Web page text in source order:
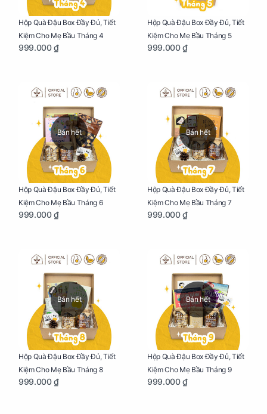
Hộp Quà Đậu Box Đầy Đủ, Tiết
Kiệm Cho Mẹ Bầu Tháng 4
999.000 ₫
Hộp Quà Đậu Box Đầy Đủ, Tiết
Kiệm Cho Mẹ Bầu Tháng 5
999.000 ₫
Bán hết
Hộp Quà Đậu Box Đầy Đủ, Tiết
Kiệm Cho Mẹ Bầu Tháng 6
999.000 ₫
Bán hết
Hộp Quà Đậu Box Đầy Đủ, Tiết
Kiệm Cho Mẹ Bầu Tháng 7
999.000 ₫
Bán hết
Hộp Quà Đậu Box Đầy Đủ, Tiết
Kiệm Cho Mẹ Bầu Tháng 8
999.000 ₫
Bán hết
Hộp Quà Đậu Box Đầy Đủ, Tiết
Kiệm Cho Mẹ Bầu Tháng 9
999.000 ₫